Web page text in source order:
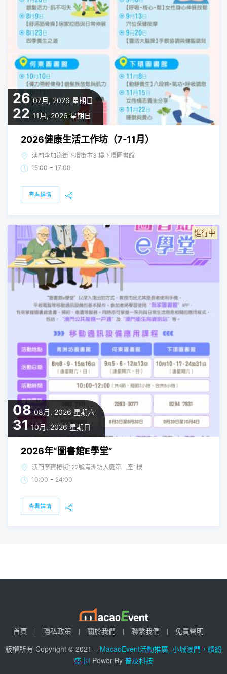
26 07月, 2026 星期日
22 11月, 2026 星期日
2026健康生活工作坊（7-11月）
澳門李加祿街下環街市3 樓下環圖書館
15:00 - 17:00
查看詳情
08 08月, 2026 星期六
31 10月, 2026 星期日
進行中
2026年“圖書館E學堂”
澳門李寶椿街122號青洲坊大廈第二座1樓
10:00 - 24:00
查看詳情
首頁 隱私政策 關於我們 聯繫我們
免責聲明
版權所有 Copyright © 2021 – MacaoEvent活動推廣_小城澳門，繽紛
盛事! Power By 普及科技